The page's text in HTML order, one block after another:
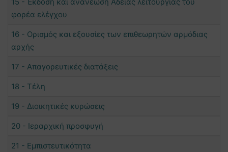
φορέα ελέγχου
16 - Ορισμός και εξουσίες των επιθεωρητών αρμόδιας
αρχής
17 - Απαγορευτικές διατάξεις
18 - Τέλη
19 - Διοικητικές κυρώσεις
20 - Ιεραρχική προσφυγή
21 - Εμπιστευτικότητα